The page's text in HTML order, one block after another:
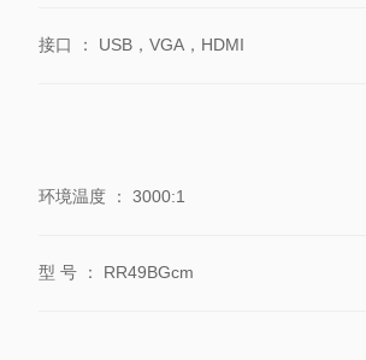
接口 ： USB，VGA，HDMI
环境温度 ： 3000:1
型 号 ： RR49BGcm